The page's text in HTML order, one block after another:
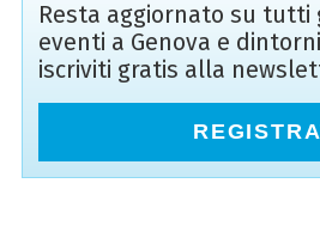
Resta aggiornato su tutti
eventi a Genova e
iscriviti gratis alla